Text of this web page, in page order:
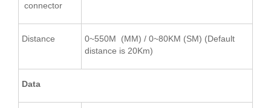
connector
Distance
0~550M (MM) / 0~80KM (SM) (Default
distance is 20Km)
Data